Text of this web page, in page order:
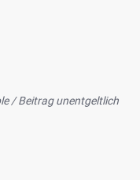
/ Beitrag unentgeltlich